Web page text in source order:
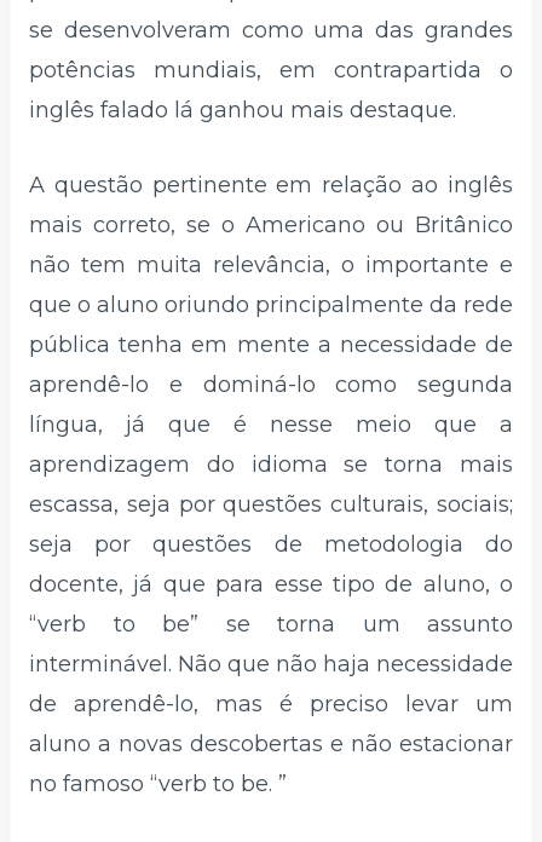
se desenvolveram como uma das grandes
potências mundiais, em contrapartida o
inglês falado lá ganhou mais destaque.
A questão pertinente em relação ao inglês
mais correto, se o Americano ou Britânico
não tem muita relevância, o importante e
que o aluno oriundo principalmente da rede
pública tenha em mente a necessidade de
aprendê-lo e dominá-lo como segunda
língua, já que é nesse meio que a
aprendizagem do idioma se torna mais
escassa, seja por questões culturais, sociais;
seja por questões de metodologia do
docente, já que para esse tipo de aluno, o
“verb to be” se torna um assunto
interminável. Não que não haja necessidade
de aprendê-lo, mas é preciso levar um
aluno a novas descobertas e não estacionar
no famoso “verb to be. ”